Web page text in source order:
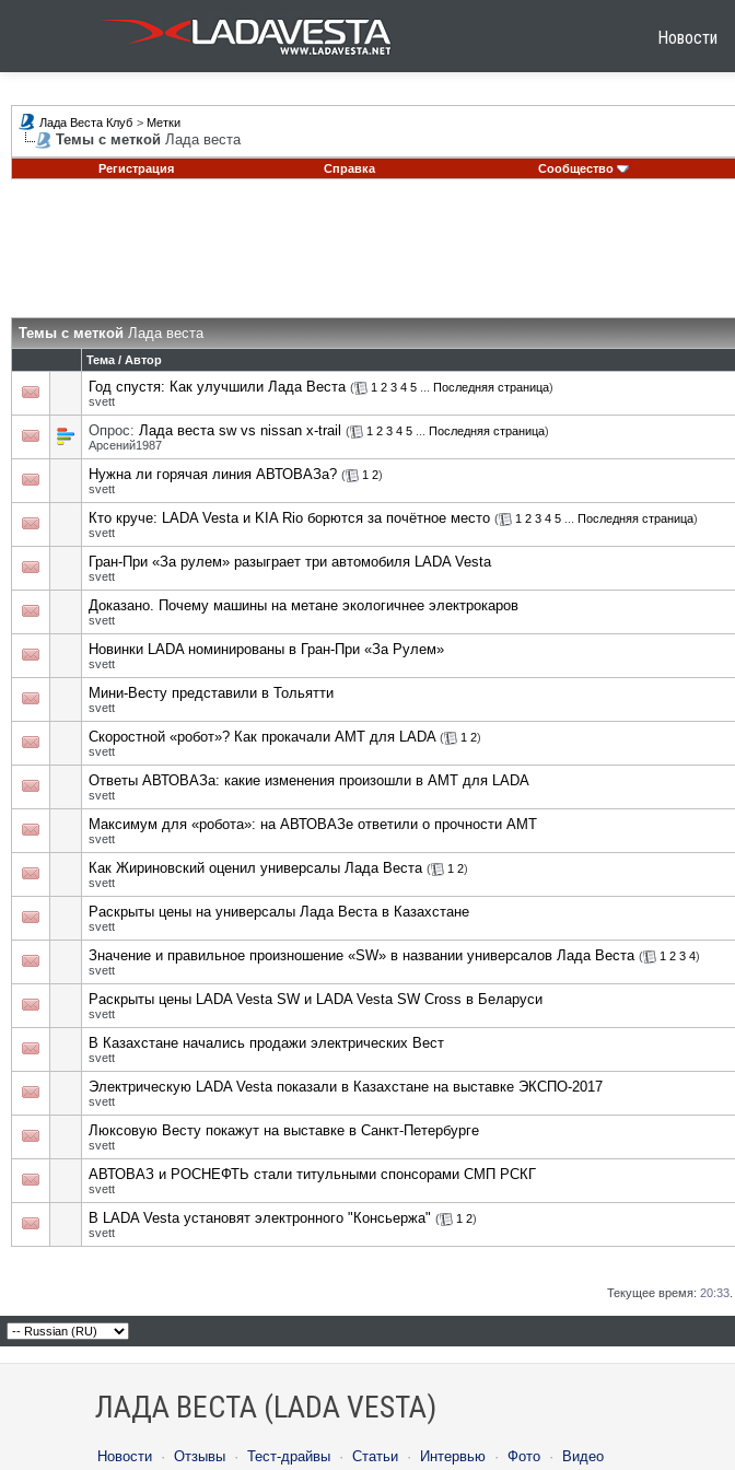
Новости
Лада Веста Клуб > Метки
Темы с меткой Лада веста
Регистрация
Справка Сообщество
Темы с меткойЛада веста
Тема / Автор
Год спустя: Как улучшили Лада Веста ( 1 2 3 4 5 Последняя страница)
svett
Опрос: Лада веста sw vs nissan x-trail ( 1 2 3 4 5 Последняя страница)
Арсений1987
Нужна ли горячая линия АВТОВАЗа? ( 1 2)
svett
Кто круче: LADA Vesta и KIA Rio борются за почётное место ( 1 2 3 4 5 Последняя страница)
svett
Гран-При «За рулем» разыграет три автомобиля LADA Vesta
svett
Доказано. Почему машины на метане экологичнее электрокаров
svett
Новинки LADA номинированы в Гран-При «За Рулем»
svett
Мини-Весту представили в Тольятти
svett
Скоростной «робот»? Как прокачали АМТ для LADA ( 1 2)
svett
Ответы АВТОВАЗа: какие изменения произошли в АМТ для LADA
svett
Максимум для «робота»: на АВТОВАЗе ответили о прочности АМТ
svett
Как Жириновский оценил универсалы Лада Веста ( 1 2)
svett
Раскрыты цены на универсалы Лада Веста в Казахстане
svett
Значение и правильное произношение «SW» в названии универсалов Лада Веста ( 1 2 3 4)
svett
Раскрыты цены LADA Vesta SW и LADA Vesta SW Cross в Беларуси
svett
В Казахстане начались продажи электрических Вест
svett
Электрическую LADA Vesta показали в Казахстане на выставке ЭКСПО-2017
svett
Люксовую Весту покажут на выставке в Санкт-Петербурге
svett
АВТОВАЗ и РОСНЕФТЬ стали титульными спонсорами СМП РСКГ
svett
В LADA Vesta установят электронного "Консьержа" ( 1 2)
svett
Текущее время: 20:33
ЛАДА ВЕСТА (LADA VESTA)
Новости · Отзывы · Тест-драйвы · Статьи · Интервью · Фото · Видео